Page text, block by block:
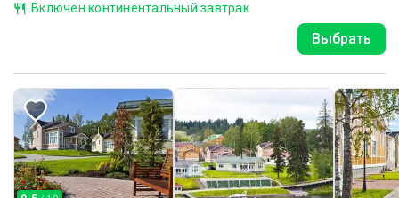
Включен континентальный завтрак
Выбрать